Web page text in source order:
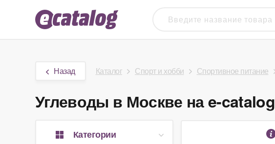
Назад Каталог Спорт и хобби Спортивное питание
Углеводы в Москве на e-catalog
Категории